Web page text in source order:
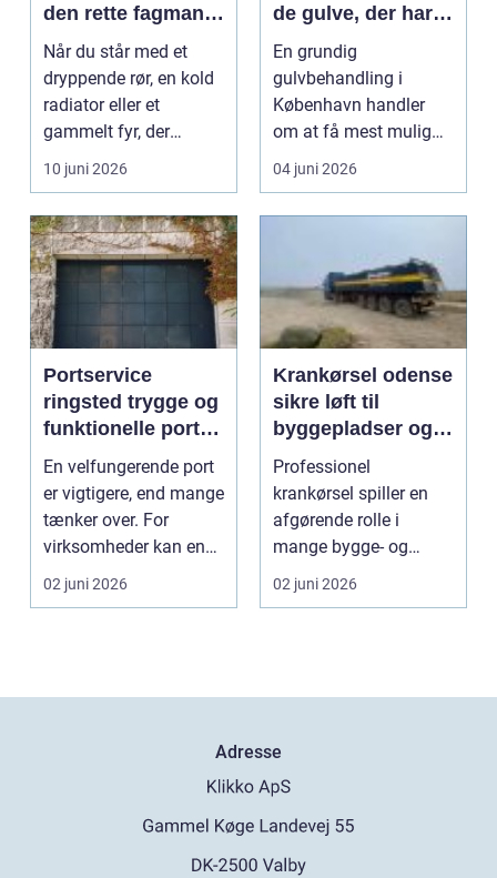
den rette fagmand
til vand, varme og
energi
Når du står med et
dryppende rør, en kold
radiator eller et
gammelt fyr, der
synger på sidste vers,
10 juni 2026
de gulve, der har
brug for
førstehjælp
En grundig
gulvbehandling i
København handler
om at få mest mulig
kvalitet og levetid u...
04 juni 2026
Portservice
ringsted trygge og
funktionelle porte i
hverdagen
En velfungerende port
er vigtigere, end mange
tænker over. For
virksomheder kan en
defekt port betyd...
02 juni 2026
Krankørsel odense
sikre løft til
byggepladser og
private opgaver
Professionel
krankørsel spiller en
afgørende rolle i
mange bygge- og
anlægsopgaver i
Odense og omegn...
02 juni 2026
Adresse